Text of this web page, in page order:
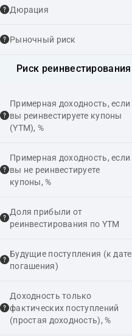
Дюрация
Рыночный риск
Риск реинвестирования
Примерная доходность, если
вы реинвестируете купоны
(YTM), %
Примерная доходность, если
вы не реинвестируете
купоны, %
Доля прибыли от
реинвестирования по YTM
Будущие поступления (к дате
погашения)
Доходность только
фактических поступлений
(простая доходность), %